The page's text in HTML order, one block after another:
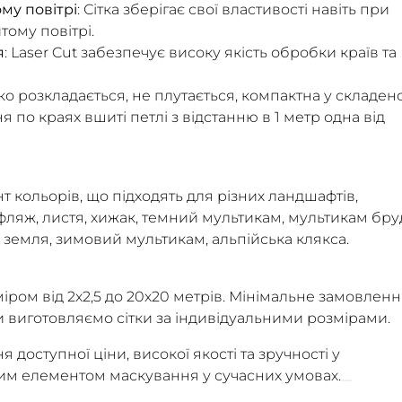
повітрі: Сітка зберігає свої властивості навіть при
повітрі.
: Laser Cut забезпечує високу якість обробки країв та
розкладається, не плутається, компактна у
по краях вшиті петлі з відстанню в 1 метр одна від
що підходять для різних ландшафтів,
листя, хижак, темний мультикам, мультикам
зимовий мультикам, альпійська клякса.
від 2х2,5 до 20х20 метрів. Мінімальне
сітки за індивідуальними розмірами.
ціни, високої якості та зручності у
елементом маскування у сучасних умовах.